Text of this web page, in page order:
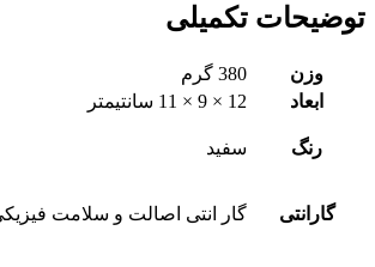
توضیحات تکمیلی
وزن
380 گرم
ابعاد
12 × 9 × 11 سانتیمتر
رنگ سفید
گارانتی گار انتی اصالت و سلامت